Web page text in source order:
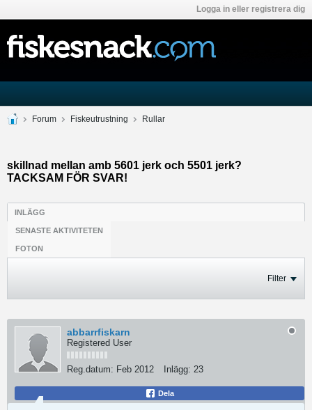
Logga in eller registrera dig
Forum Fiskeutrustning Rullar
skillnad mellan amb 5601 jerk och 5501 jerk?
TACKSAM FÖR SVAR!
INLÄGG
SENASTE AKTIVITETEN
FOTON
Filter
abbarrfiskarn
Registered User
Reg.datum: Feb 2012 Inlägg: 23
Dela